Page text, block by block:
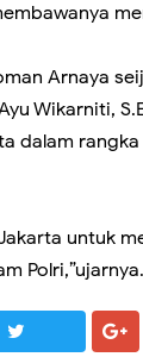
Arnaya
Wikarniti,
dalam
untuk